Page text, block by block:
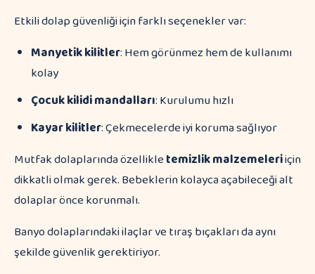
Etkili dolap güvenliği için farklı seçenekler var:
Manyetik kilitler: Hem görünmez hem de kullanımı
kolay
Çocuk kilidi mandalları: Kurulumu hızlı
Kayar kilitler: Çekmecelerde iyi koruma sağlıyor
Mutfak dolaplarında özellikletemizlik malzemeleriiçin
dikkatli olmak gerek. Bebeklerin kolayca açabileceği alt
dolaplar önce korunmalı.
Banyo dolaplarındaki ilaçlar ve tıraş bıçakları da aynı
şekilde güvenlik gerektiriyor.